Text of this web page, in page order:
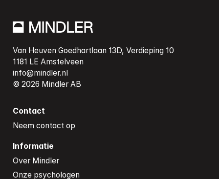
Van Heuven Goedhartlaan 13D, Verdieping 10
1181 LE Amstelveen
info@mindler.nl
Contact
Neem contact op
Informatie
Over Mindler
Onze psychologen